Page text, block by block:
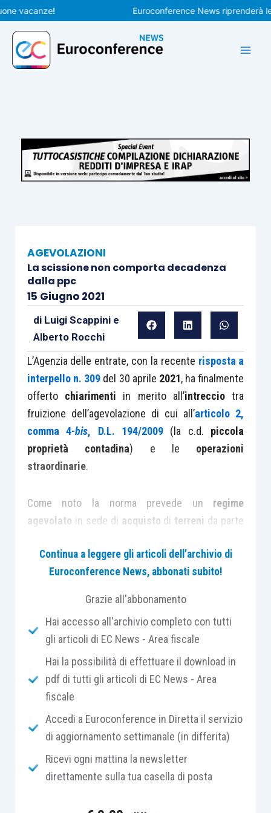
Vai
al
contenuto
Euroconference News riprenderà le
AGEVOLAZIONI
La scissione non comporta decadenza
dalla ppc
15 Giugno 2021
di Luigi Scappinie
Alberto Rocchi
L’Agenzia delle entrate, con la recente risposta a
interpello n. 309 del 30 aprile 2021, ha finalmente
offerto chiarimenti in merito all’intreccio tra
fruizione dell’agevolazione di cui all’articolo 2,
comma 4-bis, D.L. 194/2009 (la c.d. piccola
proprietà contadina) e le operazioni
straordinarie.
Come noto la norma prevede un regime
agevolato in sede di acquisto di terreni da parte
agricola, consistente nell’applicazione delle
imposte di registro e ipotecaria in misura fissa e
fissa.
Tuttavia, per evitare manovre di natura elusiva, il
Legislatore ha introdotto unperiodo temporale di
monitoraggio
quanto avviene per l’Irpef e i redditi diversi, nel
quinquennio, periodo nel quale, in caso di
cessazione dalla
, con recupero delle
Continua a leggere gli articoli dell’archivio di
Euroconference News, abbonati subito!
Grazie all'abbonamento
Hai accesso all'archivio completo con tutti
gli articoli di EC News - Area fiscale
Hai la possibilità di effettuare il download in
pdf di tutti gli articoli di EC News - Area
fiscale
Accedi a Euroconference in Diretta il servizio
di aggiornamento settimanale (in differita)
Ricevi ogni mattina la newsletter
direttamente sulla tua casella di posta